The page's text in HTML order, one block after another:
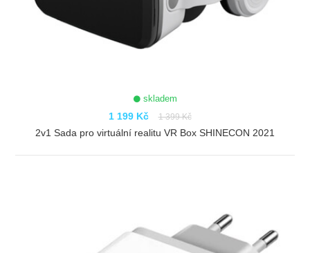
skladem
1 199 Kč 1 399 Kč
2v1 Sada pro virtuální realitu VR Box SHINECON 2021